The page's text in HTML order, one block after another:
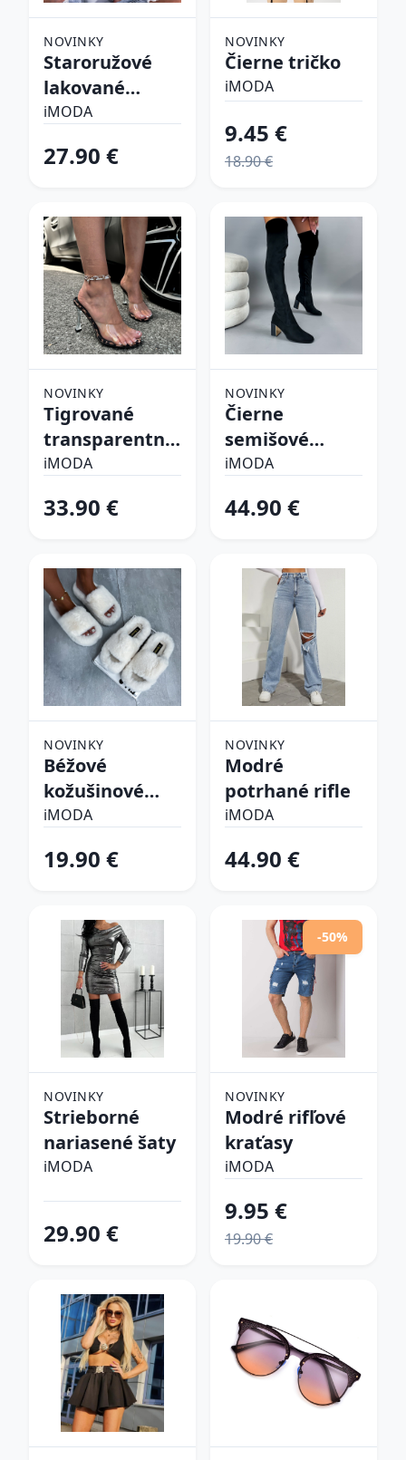
NOVINKY
Staroružové
lakované
lodičky
iMODA
27.90 €
NOVINKY
Čierne tričko
iMODA
9.45 €
18.90 €
NOVINKY
Tigrované
transparentné
sandále
iMODA
33.90 €
NOVINKY
Čierne
semišové
vysoké čižmy
iMODA
44.90 €
NOVINKY
Béžové
kožušinové
šlapky
iMODA
19.90 €
NOVINKY
Modré
potrhané rifle
iMODA
44.90 €
NOVINKY
Strieborné
nariasené šaty
iMODA
29.90 €
-50%
NOVINKY
Modré rifľové
kraťasy
iMODA
9.95 €
19.90 €